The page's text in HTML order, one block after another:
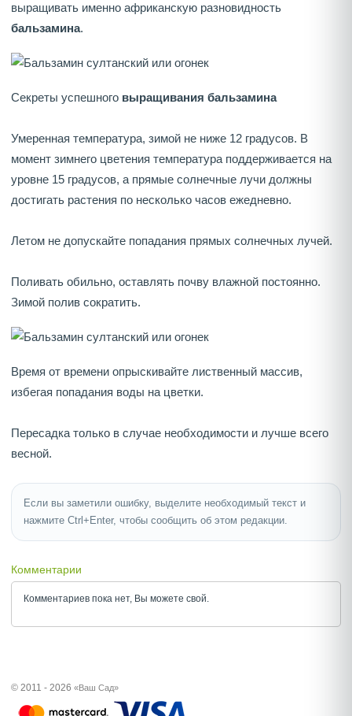
выращивать именно африканскую разновидность
бальзамина.
Секреты успешного выращивания бальзамина
Умеренная температура, зимой не ниже 12 градусов. В
момент зимнего цветения температура поддерживается на
уровне 15 градусов, а прямые солнечные лучи должны
достигать растения по несколько часов ежедневно.
Летом не допускайте попадания прямых солнечных лучей.
Поливать обильно, оставлять почву влажной постоянно.
Зимой полив сократить.
Время от времени опрыскивайте лиственный массив,
избегая попадания воды на цветки.
Пересадка только в случае необходимости и лучше всего
весной.
Если вы заметили ошибку, выделите необходимый текст и
нажмите Ctrl+Enter, чтобы сообщить об этом редакции.
Комментарии
Комментариев пока нет, Вы можете свой.
© 2011 - 2026 «Ваш Сад»